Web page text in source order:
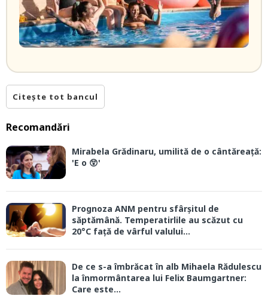
Citește tot bancul
Recomandări
Mirabela Grădinaru, umilită de o cântăreață:
'E o 😲'
Prognoza ANM pentru sfârșitul de
săptămână. Temperatirlile au scăzut cu
20°C față de vârful valului...
De ce s-a îmbrăcat în alb Mihaela Rădulescu
la înmormântarea lui Felix Baumgartner:
Care este...